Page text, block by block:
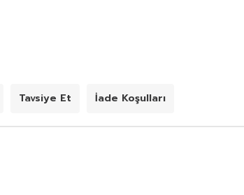
Tavsiye Et İade Koşulları